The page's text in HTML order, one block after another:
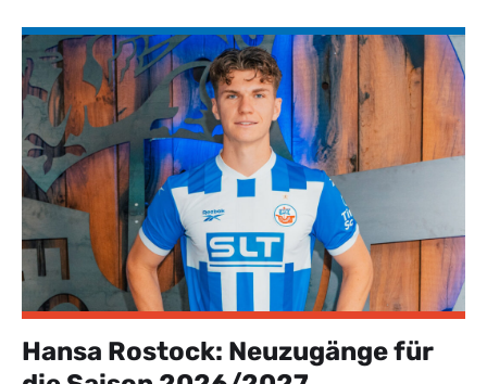
Hansa Rostock: Neuzugänge für